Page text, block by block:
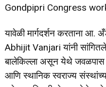
Gondpipri Congress
यावेळी मार्गदर्शन करताना आ.
Abhijit Vanjari यांनी सांगितले
बालेकिल्ला असून येथे जवळपास
आणि स्थानिक स्वराज्य